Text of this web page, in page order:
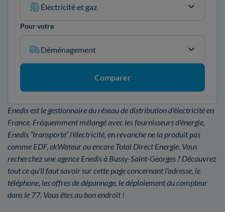
Électricité et gaz
Pour votre
Déménagement
Comparer
Enedis est le gestionnaire du réseau de distribution d'électricité en
France. Fréquemment mélangé avec les fournisseurs d'énergie,
Enedis “transporte” l'électricité, en revanche ne la produit pas
comme EDF, ekWateur ou encore Total Direct Energie. Vous
recherchez une agence Enedis à Bussy-Saint-Georges ? Découvrez
tout ce qu'il faut savoir sur cette page concernant l'adresse, le
téléphone, les offres de dépannage, le déploiement du compteur
dans le 77. Vous êtes au bon endroit !